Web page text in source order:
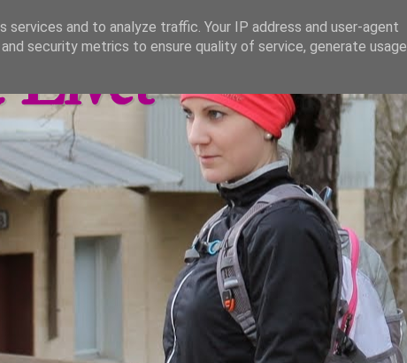
Livet
and to analyze traffic. Your IP address and user-agent
security metrics to ensure quality of service, generate usage